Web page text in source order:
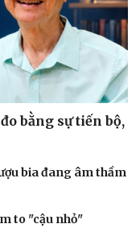
bằng sự tiến bộ,
bia đang âm thầm
to "cậu nhỏ"